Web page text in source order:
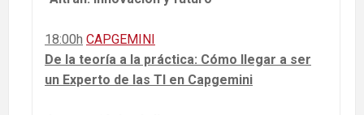
18:00h CAPGEMINI
De la teoría a la práctica: Cómo llegar a ser
un Experto de las TI en Capgemini